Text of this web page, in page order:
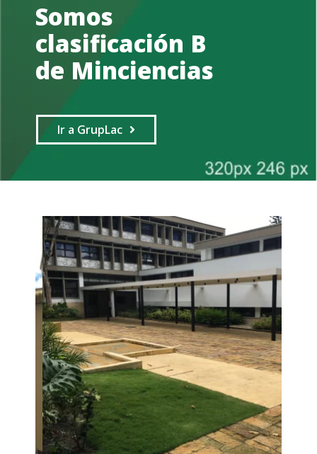
Somos
clasificación B
de Minciencias
Ir a GrupLac